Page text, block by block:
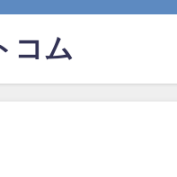
コム